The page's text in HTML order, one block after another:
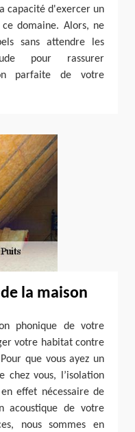
capacité d'exercer un
domaine. Alors, ne
sans attendre les
pour rassurer
parfaite de votre
la maison
phonique de votre
votre habitat contre
que vous ayez un
vous, l’isolation
effet nécessaire de
acoustique de votre
nous sommes en